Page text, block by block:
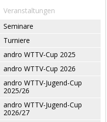
Veranstaltungen
Seminare
Turniere
andro WTTV-Cup 2025
andro WTTV-Cup 2026
andro WTTV-Jugend-Cup
2025/26
andro WTTV-Jugend-Cup
2026/27